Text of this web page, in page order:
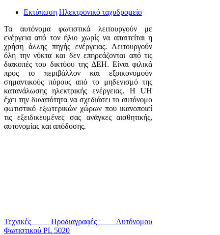
Εκτύπωση Ηλεκτρονικό ταχυδρομείο
Τα αυτόνομα φωτιστικά λειτουργούν με
ενέργεια από τον ήλιο χωρίς να απαιτείται η
χρήση άλλης πηγής ενέργειας. Λειτουργούν
όλη την νύκτα και δεν επηρεάζονται από τις
διακοπές του δικτύου της ΔΕΗ. Είναι φιλικά
προς το περιβάλλον και εξοικονομούν
σημαντικούς πόρους από το μηδενισμό της
κατανάλωσης ηλεκτρικής ενέργειας. H UH
έχει την δυνατότητα να σχεδιάσει το αυτόνομο
φωτιστικό εξωτερικών χώρων που ικανοποιεί
τις εξειδικευμένες σας ανάγκες αισθητικής,
αυτονομίας και απόδοσης.
Τεχνικές Προδιαγραφές Αυτόνομου
Φωτιστικού PL 5020